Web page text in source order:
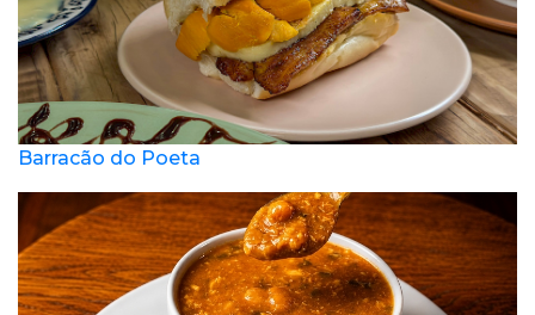
Barracão do Poeta